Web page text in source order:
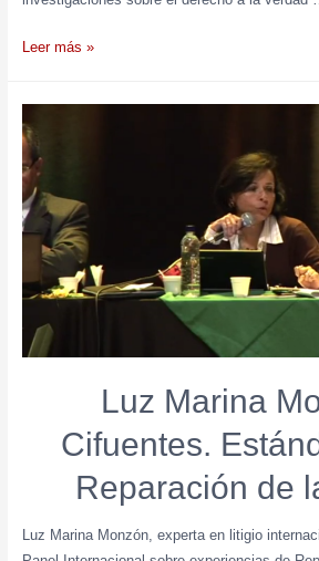
Leer más »
Luz Marina
Cifuentes.
Reparación de
Luz Marina Monzón, experta en litigio